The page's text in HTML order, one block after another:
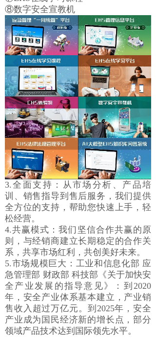
⑧数字安全宣教机
3.全面支持：从市场分析、产品培
训、销售指导到售后服务，我们提供
全方位的支持，帮助您快速上手，轻
松经营。
4.共赢模式：我们坚信合作共赢的原
则，与经销商建立长期稳定的合作关
系，共享市场红利，共创美好未来。
5.市场规模巨大：工业和信息化部 应
急管理部 财政部 科技部《关于加快安
全产业发展的指导意见》：到2020
年，安全产业体系基本建立，产业销
售收入超过万亿元。到2025年，安全
产业成为国民经济新的增长点，部分
领域产品技术达到国际领先水平。